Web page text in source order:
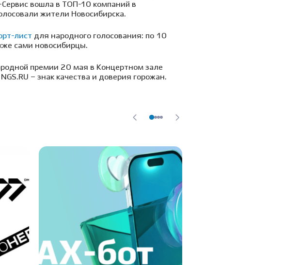
вошла в ТОП-10 компаний в
жители Новосибирска.
лист для народного голосования: по 10
сами новосибирцы.
премии 20 мая в Концертном зале
– знак качества и доверия горожан.